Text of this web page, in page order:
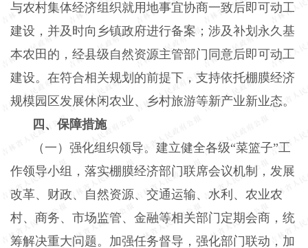
与农村集体经济组织就用地事宜协商一致后即可动工
建设，并及时向乡镇政府进行备案；涉及补划永久基
本农田的，经县级自然资源主管部门同意后即可动工
建设。在符合相关规划的前提下，支持依托棚膜经济
规模园区发展休闲农业、乡村旅游等新产业新业态。
四、保障措施
（一）强化组织领导。建立健全各级“菜篮子”工
作领导小组，落实棚膜经济部门联席会议机制，发展
改革、财政、自然资源、交通运输、水利、农业农
村、商务、市场监管、金融等相关部门定期会商，统
筹解决重大问题。加强任务督导，强化部门联动，加